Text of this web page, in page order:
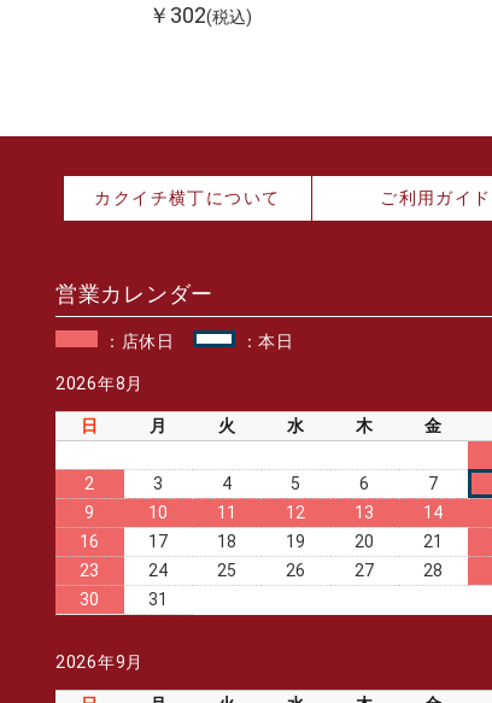
￥302(税込)
カクイチ横丁について ご利用ガイド
営業カレンダー
：店休日 ：本日
2026年8月
日 月 火 水 木 金
2
3 4 5 6 7
9
10 11 12 13 14
16
17 18 19 20 21
23
24 25 26 27 28
30
31
2026年9月